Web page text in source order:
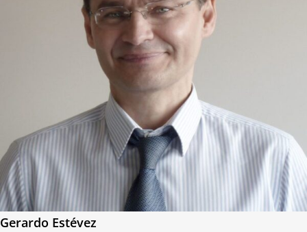
Gerardo Estévez